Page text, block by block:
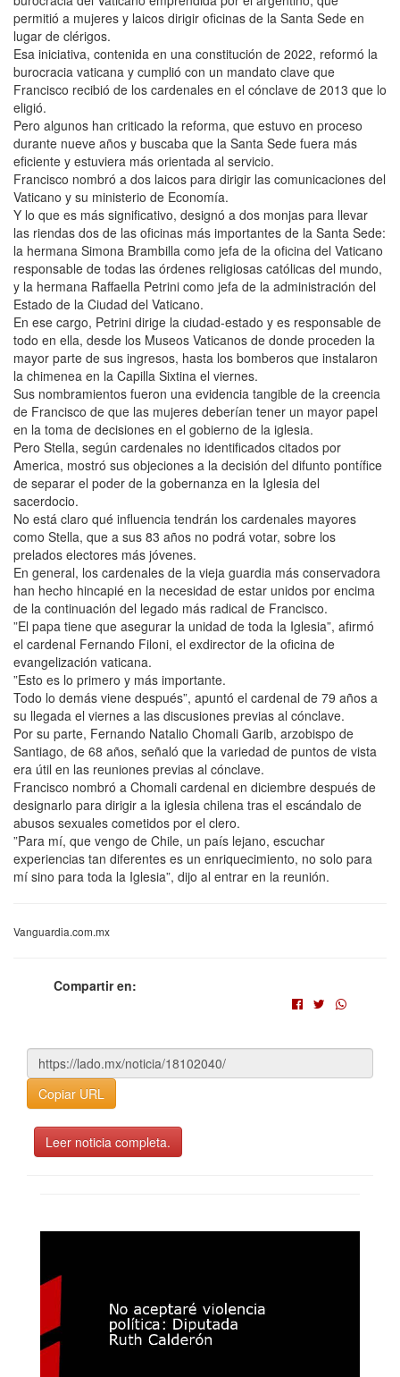
permitió a mujeres y laicos dirigir oficinas de la Santa Sede en
lugar de clérigos.
Esa iniciativa, contenida en una constitución de 2022, reformó la
burocracia vaticana y cumplió con un mandato clave que
Francisco recibió de los cardenales en el cónclave de 2013 que lo
eligió.
Pero algunos han criticado la reforma, que estuvo en proceso
durante nueve años y buscaba que la Santa Sede fuera más
eficiente y estuviera más orientada al servicio.
Francisco nombró a dos laicos para dirigir las comunicaciones del
Vaticano y su ministerio de Economía.
Y lo que es más significativo, designó a dos monjas para llevar
las riendas dos de las oficinas más importantes de la Santa Sede:
la hermana Simona Brambilla como jefa de la oficina del Vaticano
responsable de todas las órdenes religiosas católicas del mundo,
y la hermana Raffaella Petrini como jefa de la administración del
Estado de la Ciudad del Vaticano.
En ese cargo, Petrini dirige la ciudad-estado y es responsable de
todo en ella, desde los Museos Vaticanos de donde proceden la
mayor parte de sus ingresos, hasta los bomberos que instalaron
la chimenea en la Capilla Sixtina el viernes.
Sus nombramientos fueron una evidencia tangible de la creencia
de Francisco de que las mujeres deberían tener un mayor papel
en la toma de decisiones en el gobierno de la iglesia.
Pero Stella, según cardenales no identificados citados por
America, mostró sus objeciones a la decisión del difunto pontífice
de separar el poder de la gobernanza en la Iglesia del
sacerdocio.
No está claro qué influencia tendrán los cardenales mayores
como Stella, que a sus 83 años no podrá votar, sobre los
prelados electores más jóvenes.
En general, los cardenales de la vieja guardia más conservadora
han hecho hincapié en la necesidad de estar unidos por encima
de la continuación del legado más radical de Francisco.
”El papa tiene que asegurar la unidad de toda la Iglesia”, afirmó
el cardenal Fernando Filoni, el exdirector de la oficina de
evangelización vaticana.
”Esto es lo primero y más importante.
Todo lo demás viene después”, apuntó el cardenal de 79 años a
su llegada el viernes a las discusiones previas al cónclave.
Por su parte, Fernando Natalio Chomali Garib, arzobispo de
Santiago, de 68 años, señaló que la variedad de puntos de vista
era útil en las reuniones previas al cónclave.
Francisco nombró a Chomali cardenal en diciembre después de
designarlo para dirigir a la iglesia chilena tras el escándalo de
abusos sexuales cometidos por el clero.
”Para mí, que vengo de Chile, un país lejano, escuchar
experiencias tan diferentes es un enriquecimiento, no solo para
mí sino para toda la Iglesia”, dijo al entrar en la reunión.
Vanguardia.com.mx
Compartir en:
Copiar URL
Leer noticia completa.